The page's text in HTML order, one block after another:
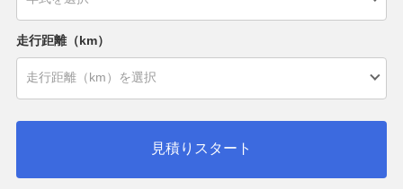
走行距離（km）
見積りスタート